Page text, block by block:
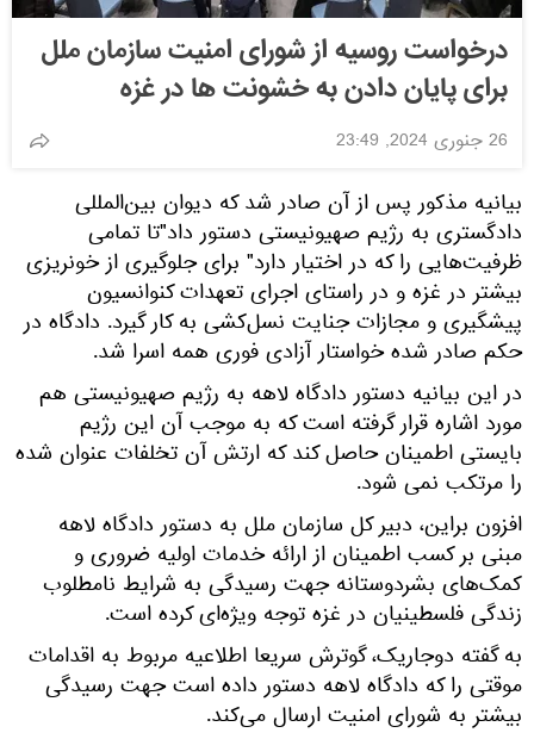
درخواست روسیه از شورای امنیت سازمان ملل
برای پایان دادن به خشونت ها در غزه
26 جنوری 2024, 23:49
بیانیه مذکور پس از آن صادر شد که دیوان بین‌المللی
دادگستری به رژیم صهیونیستی دستور داد"تا تمامی
ظرفیت‌هایی را که در اختیار دارد" برای جلوگیری از خونریزی
بیشتر در غزه و در راستای اجرای تعهدات کنوانسیون
پیشگیری و مجازات جنایت نسل‌کشی به کار گیرد. دادگاه در
حکم صادر شده خواستار آزادی فوری همه اسرا شد.
در این بیانیه دستور دادگاه لاهه به رژیم صهیونیستی هم
مورد اشاره قرار گرفته است که به موجب آن این رژیم
بایستی اطمینان حاصل کند که ارتش آن تخلفات عنوان شده
را مرتکب نمی شود.
افزون براین، دبیر کل سازمان ملل به دستور دادگاه لاهه
مبنی بر کسب اطمینان از ارائه خدمات اولیه ضروری و
کمک‌های بشردوستانه جهت رسیدگی به شرایط نامطلوب
زندگی فلسطینیان در غزه توجه ویژه‌ای کرده است.
به گفته دوجاریک، گوترش سریعا اطلاعیه مربوط به اقدامات
موقتی را که دادگاه لاهه دستور داده است جهت رسیدگی
بیشتر به شورای امنیت ارسال می‌کند.